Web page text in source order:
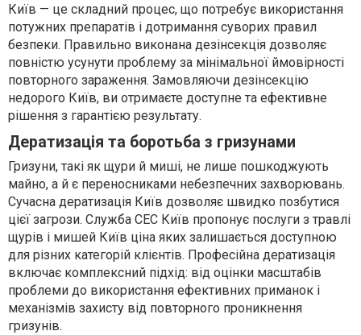
Київ — це складний процес, що потребує використання
потужних препаратів і дотримання суворих правил
безпеки. Правильно виконана дезінсекція дозволяє
повністю усунути проблему за мінімальної ймовірності
повторного зараження. Замовляючи дезінсекцію
недорого Київ, ви отримаєте доступне та ефективне
рішення з гарантією результату.
Дератизація та боротьба з гризунами
Гризуни, такі як щури й миші, не лише пошкоджують
майно, а й є переносниками небезпечних захворювань.
Сучасна дератизація Київ дозволяє швидко позбутися
цієї загрози. Служба СЕС Київ пропонує послуги з травлі
щурів і мишей Київ ціна яких залишається доступною
для різних категорій клієнтів. Професійна дератизація
включає комплексний підхід: від оцінки масштабів
проблеми до використання ефективних приманок і
механізмів захисту від повторного проникнення
гризунів.